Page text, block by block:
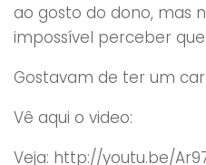
ao gosto do dono, mas
impossível perceber
Gostavam de ter um
Vê aqui o video:
Veja: http://youtu.be/